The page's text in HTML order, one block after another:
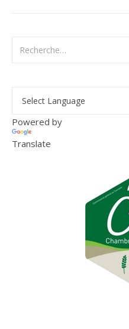
Powered by
Translate